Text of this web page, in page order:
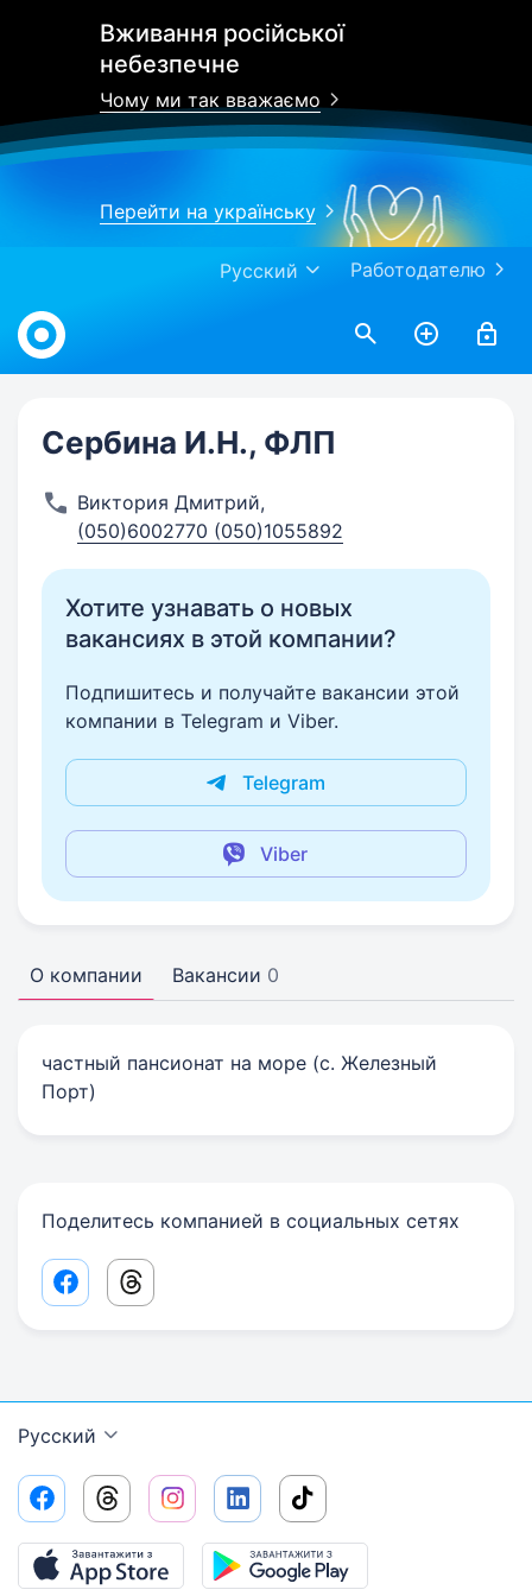
Вживання російської
небезпечне
Чому ми так вважаємо
Перейти на українську
Работодателю
Русский
Work.ua
Сербина И.Н., ФЛП
Виктория Дмитрий,
(050)6002770 (050)1055892
Хотите узнавать о новых
вакансиях в этой компании?
Подпишитесь и получайте вакансии этой
компании в Telegram и Viber.
Telegram
Viber
О компании Вакансии 0
частный пансионат на море (с. Железный
Порт)
Поделитесь компанией в социальных сетях
Facebook share link
Threads share link
Русский